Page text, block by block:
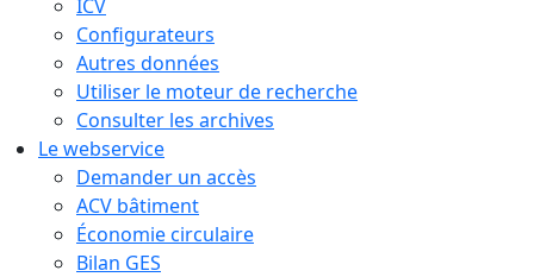
ICV
Configurateurs
Autres données
Utiliser le moteur de recherche
Consulter les archives
Le webservice
Demander un accès
ACV bâtiment
Économie circulaire
Bilan GES